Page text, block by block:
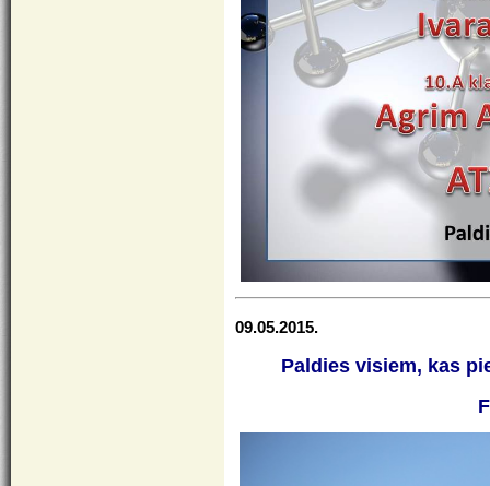
09.05.2015.
Paldies visiem, kas